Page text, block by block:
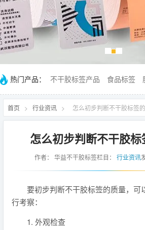
热门产品： 不干胶标签产品 食品标签
首页 > 行业资讯 > 怎么初步判断不干胶标签的
怎么初步判断不干胶标
作者： 华益不干胶标签栏目： 行业资讯
要初步判断不干胶标签的质量，可
行考察：
1. 外观检查